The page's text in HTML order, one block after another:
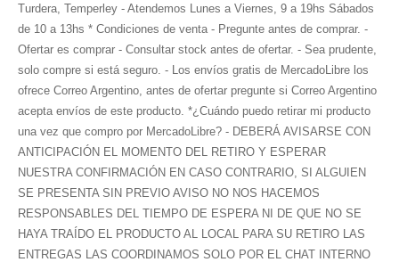
Turdera, Temperley - Atendemos Lunes a Viernes, 9 a 19hs Sábados
de 10 a 13hs * Condiciones de venta - Pregunte antes de comprar. -
Ofertar es comprar - Consultar stock antes de ofertar. - Sea prudente,
solo compre si está seguro. - Los envíos gratis de MercadoLibre los
ofrece Correo Argentino, antes de ofertar pregunte si Correo Argentino
acepta envíos de este producto. *¿Cuándo puedo retirar mi producto
una vez que compro por MercadoLibre? - DEBERÁ AVISARSE CON
ANTICIPACIÓN EL MOMENTO DEL RETIRO Y ESPERAR
NUESTRA CONFIRMACIÓN EN CASO CONTRARIO, SI ALGUIEN
SE PRESENTA SIN PREVIO AVISO NO NOS HACEMOS
RESPONSABLES DEL TIEMPO DE ESPERA NI DE QUE NO SE
HAYA TRAÍDO EL PRODUCTO AL LOCAL PARA SU RETIRO LAS
ENTREGAS LAS COORDINAMOS SOLO POR EL CHAT INTERNO